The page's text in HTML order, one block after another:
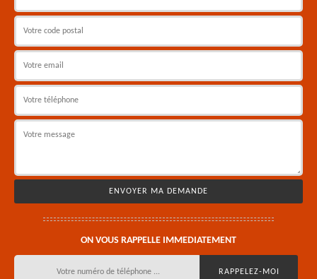
ON VOUS RAPPELLE IMMEDIATEMENT